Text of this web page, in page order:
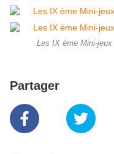
Les IX ème Mini-
Partager